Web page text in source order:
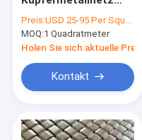
geschnitten
Preis:USD 25-95 Per Square Meter
MOQ:1 Quadratmeter
Holen Sie sich aktuelle Preis
Kontakt